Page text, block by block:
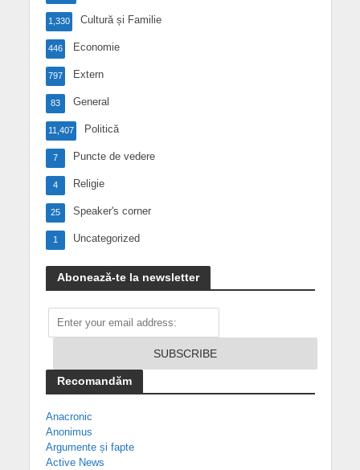
Cultură și Familie
1,330
Economie
446
Extern
797
General
83
Politică
11,407
Puncte de vedere
7
Religie
4
Speaker's corner
25
Uncategorized
1
Abonează-te la newsletter
Recomandăm
Anacronic
Anonimus
Argumente și fapte
Active News